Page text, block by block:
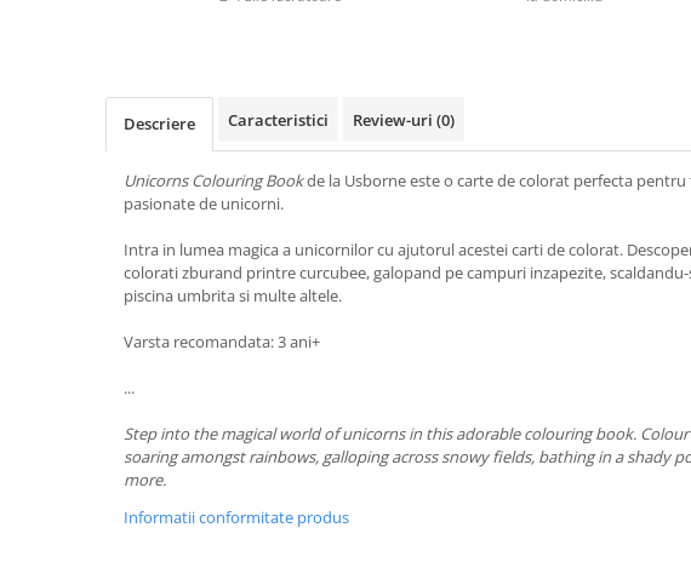
Descriere Caracteristici Review-uri (0)
Unicorns Colouring Bookde la Usborne este o carte de colorat perfecta
pasionate de unicorni.
Intra in lumea magica a unicornilor cu ajutorul acestei carti de colorat.
colorati zburand printre curcubee, galopand pe campuri inzapezite,
piscina umbrita si multe altele.
Varsta recomandata: 3 ani+
...
Step into the magical world of unicorns in this adorable colouring book.
soaring amongst rainbows, galloping across snowy fields, bathing in a shady
more.
Informatii conformitate produs